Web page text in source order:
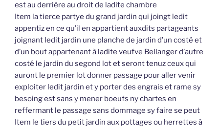
est au derrière au droit de ladite chambre
Item la tierce partye du grand jardin qui joingt ledit
appentiz en ce qu’il en appartient auxdits partageants
joignant ledit jardin une planche de jardin d’un costé et
d’un bout appartenant à ladite veufve Bellanger d’autre
costé le jardin du segond lot et seront tenuz ceux qui
auront le premier lot donner passage pour aller venir
exploiter ledit jardin et y porter des engrais et rame sy
besoing est sans y mener boeufs ny chartes en
reffermant le passage sans dommage sy faire se peut
Item le tiers du petit jardin aux pottages ou herrettes à